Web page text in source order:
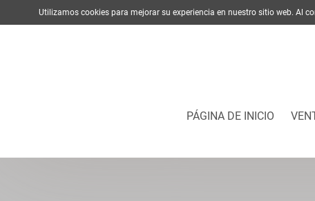
PÁGINA DE INICIO
Utilizamos cookies para mejorar su experiencia en nuestro sitio web.